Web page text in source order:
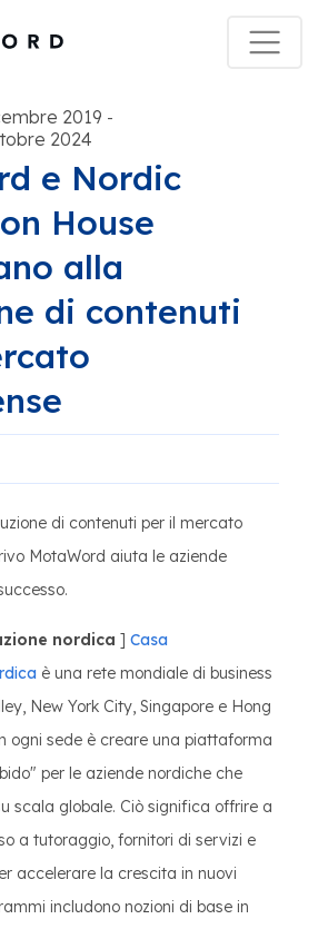
2019 -
2024
e Nordic
House
alla
di contenuti
di contenuti per il mercato
MotaWord aiuta le aziende
nordica ] Casa
è una rete mondiale di business
New York City, Singapore e Hong
ogni sede è creare una piattaforma
per le aziende nordiche che
scala globale. Ciò significa offrire a
a tutoraggio, fornitori di servizi e
accelerare la crescita in nuovi
includono nozioni di base in